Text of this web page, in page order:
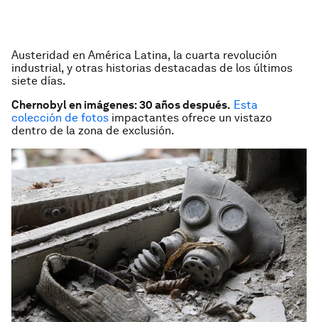
Austeridad en América Latina, la cuarta revolución
industrial, y otras historias destacadas de los últimos
siete días.
Chernobyl en imágenes: 30 años después. Esta
colección de fotos impactantes ofrece un vistazo
dentro de la zona de exclusión.